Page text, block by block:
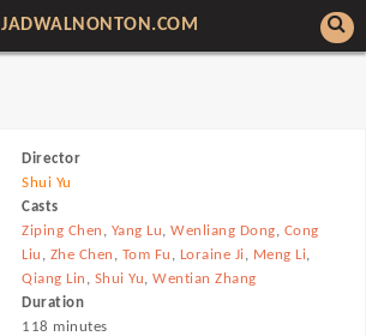
JADWALNONTON.COM
Director
Shui Yu
Casts
Ziping Chen , Yang Lu,Wenliang Dong, Cong
Liu , Zhe Chen , Tom Fu , Loraine Ji, Meng Li,
Qiang Lin , Shui Yu,Wentian Zhang
Duration
118 minutes